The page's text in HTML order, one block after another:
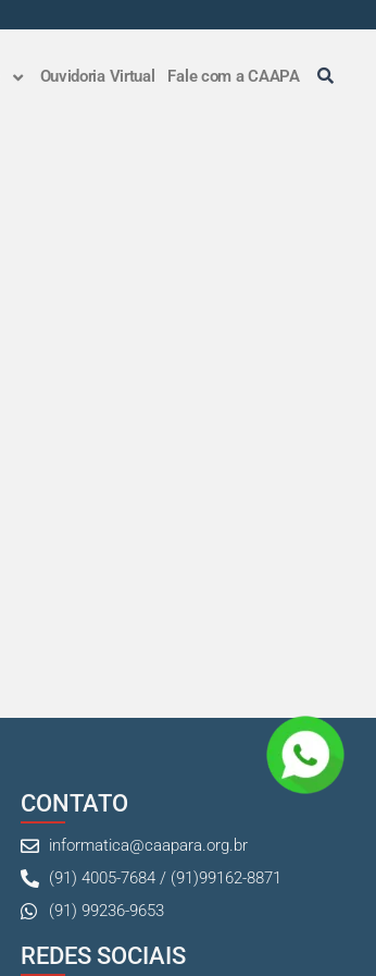
Ouvidoria Virtual Fale com a CAAPA
CONTATO
informatica@caapara.org.br
(91) 4005-7684 / (91)99162-8871
(91) 99236-9653
REDES SOCIAIS